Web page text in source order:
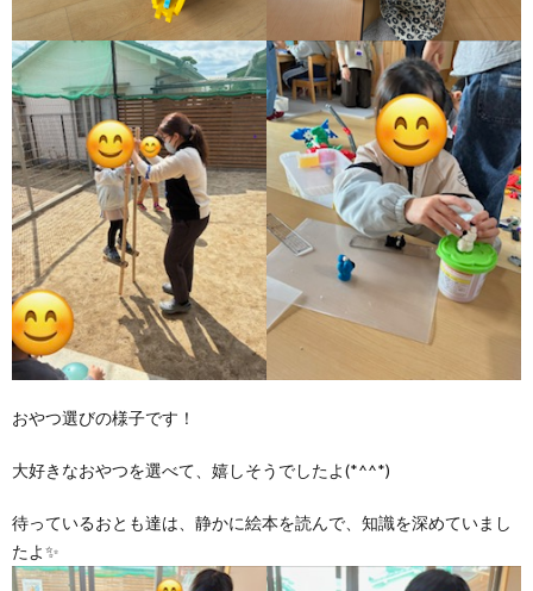
おやつ選びの様子です！
大好きなおやつを選べて、嬉しそうでしたよ(*^^*)
待っているおとも達は、静かに絵本を読んで、知識を深めていまし
たよ✨